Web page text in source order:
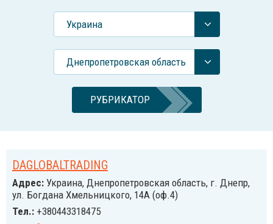
Украина
Днепропетровская область
РУБРИКАТОР
DAGLOBALTRADING
Адрес: Украина, Днепропетровская область, г. Днепр,
ул. Богдана Хмельницкого, 14А (оф.4)
Тел.: +380443318475